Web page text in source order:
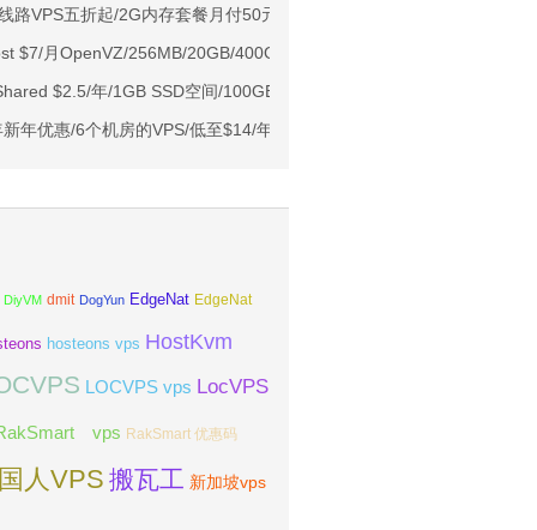
4GB/100GB NVMe/5TB@10Gbps/免费DDoS防御
6TB流量/10Gbps端口/KVM/洛杉矶
起
九折
路VPS五折起/2G内存套餐月付50元
$7/月OpenVZ/256MB/20GB/400GB 新加坡
$2.5/年/1GB SSD空间/100GB流量/可绑无限域名/达拉斯
年优惠/6个机房的VPS/低至$14/年(91元/年)/支持PayPal/支付宝
DiyVM dmit DogYun EdgeNat EdgeNat
hosteons vps HostKvm
LOCVPS vps LocVPS
vps RakSmart 优惠码
人VPS 搬瓦工 新加坡vps